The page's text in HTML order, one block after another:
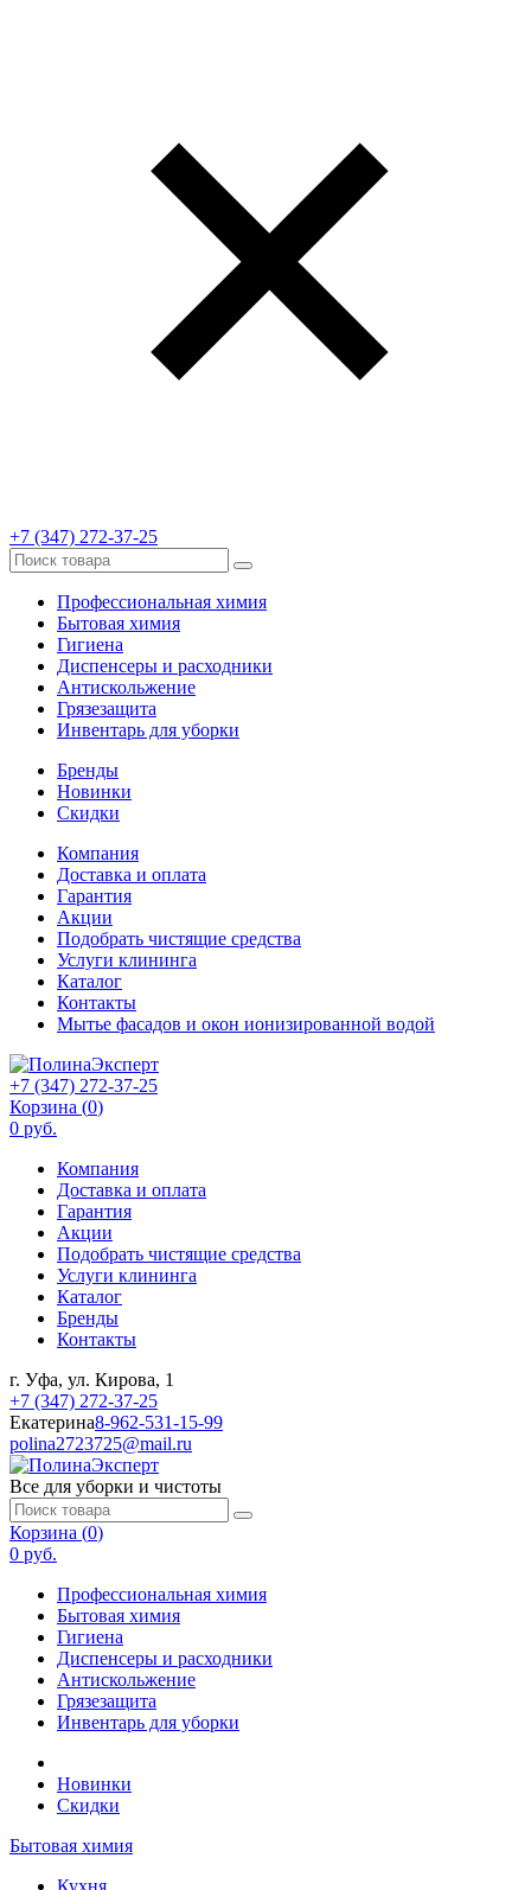
+7 (347) 272-37-25
Профессиональная химия
Бытовая химия
Гигиена
Диспенсеры и расходники
Антискольжение
Грязезащита
Инвентарь для уборки
Бренды
Новинки
Скидки
Компания
Доставка и оплата
Гарантия
Акции
Подобрать чистящие средства
Услуги клининга
Каталог
Контакты
Мытье фасадов и окон ионизированной водой
+7 (347) 272-37-25
Корзина (0)
0 руб.
Компания
Доставка и оплата
Гарантия
Акции
Подобрать чистящие средства
Услуги клининга
Каталог
Бренды
Контакты
г. Уфа, ул. Кирова, 1
+7 (347) 272-37-25
Екатерина8-962-531-15-99
polina2723725@mail.ru
Все для уборки и чистоты
Корзина (0)
0 руб.
Профессиональная химия
Бытовая химия
Гигиена
Диспенсеры и расходники
Антискольжение
Грязезащита
Инвентарь для уборки
Новинки
Скидки
Бытовая химия
Кухня